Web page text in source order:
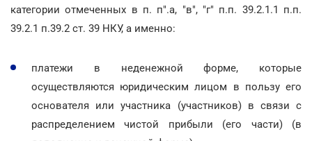
категории отмеченных в п. п".а, "в", "г" п.п. 39.2.1.1 п.п.
39.2.1 п.39.2 ст. 39 НКУ, а именно:
платежи в неденежной форме, которые
осуществляются юридическим лицом в пользу его
основателя или участника (участников) в связи с
распределением чистой прибыли (его части) (в